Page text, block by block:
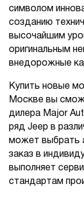
символом
созданию
высочайшим
оригинальным
внедорожные
Купить новые
Москве вы
дилера Major
ряд Jeep в
может выбрать
заказ в
выполняет
стандартам